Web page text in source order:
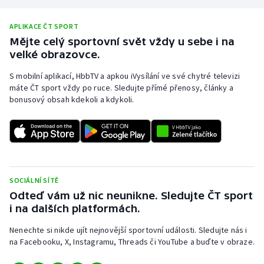
Ragby
Rychlobruslení
Rychlostní kanoistika
Short track
Stolní tenis
Veslování
APLIKACE ČT SPORT
Mějte celý sportovní svět vždy u sebe i na
velké obrazovce.
S mobilní aplikací, HbbTV a apkou iVysílání ve své chytré televizi
máte ČT sport vždy po ruce. Sledujte přímé přenosy, články a
bonusový obsah kdekoli a kdykoli.
SOCIÁLNÍ SÍTĚ
Odteď vám už nic neunikne. Sledujte ČT sport
i na dalších platformách.
Nenechte si nikde ujít nejnovější sportovní události. Sledujte nás i
na Facebooku, X, Instagramu, Threads či YouTube a buďte v obraze.